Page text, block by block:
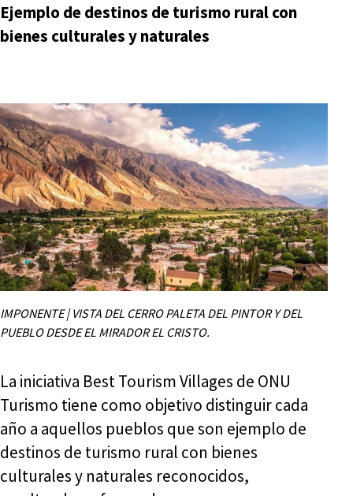
Ejemplo de destinos de turismo rural con
bienes culturales y naturales
IMPONENTE | VISTA DEL CERRO PALETA DEL PINTOR Y DEL
PUEBLO DESDE EL MIRADOR EL CRISTO.
La iniciativa Best Tourism Villages de ONU
Turismo tiene como objetivo distinguir cada
año a aquellos pueblos que son ejemplo de
destinos de turismo rural con bienes
culturales y naturales reconocidos,